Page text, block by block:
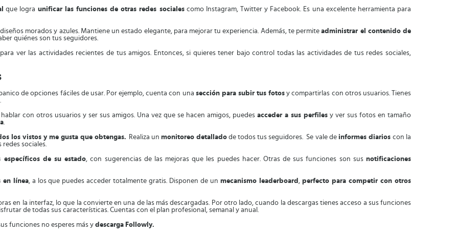
que logra unificar las funciones de otras redes socialescomo Instagram, Twitter y Facebook. Es una excelente herramienta para
morados y azules. Mantiene un estado elegante, para mejorar tu experiencia. Además, te permiteadministrar el contenido de
quiénes son tus seguidores.
ver las actividades recientes de tus amigos. Entonces, si quieres tener bajo control todas las actividades de tus redes sociales,
de opciones fáciles de usar. Por ejemplo, cuenta con una sección para subir tus fotos y compartirlas con otros usuarios. Tienes
con otros usuarios y ser sus amigos. Una vez que se hacen amigos, puedes acceder a sus perfiles y ver sus fotos en tamaño
.
los vistos y me gusta que obtengas. Realiza un monitoreo detalladode todos tus seguidores. Se vale de informes diarios con la
sociales.
de su estado, con sugerencias de las mejoras que les puedes hacer. Otras de sus funciones son susnotificaciones
en línea, a los que puedes acceder totalmente gratis. Disponen de unmecanismo leaderboard ,perfecto para competir con otros
en la interfaz, lo que la convierte en una de las más descargadas. Por otro lado, cuando la descargas tienes acceso a sus funciones
de todas sus características. Cuentas con el plan profesional, semanal y anual.
funciones no esperes más y descarga Followly.